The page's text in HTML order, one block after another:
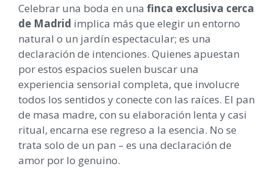
Celebrar una boda en una finca exclusiva cerca
de Madrid implica más que elegir un entorno
natural o un jardín espectacular; es una
declaración de intenciones. Quienes apuestan
por estos espacios suelen buscar una
experiencia sensorial completa, que involucre
todos los sentidos y conecte con las raíces. El pan
de masa madre, con su elaboración lenta y casi
ritual, encarna ese regreso a la esencia. No se
trata solo de un pan – es una declaración de
amor por lo genuino.